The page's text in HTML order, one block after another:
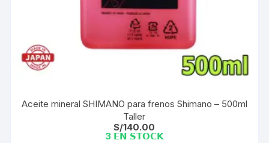
Aceite mineral SHIMANO para frenos Shimano – 500ml
Taller
S/140.00
3 𝗘𝗡 𝗦𝗧𝗢𝗖𝗞